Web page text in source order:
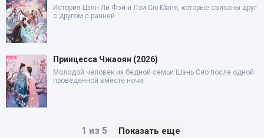
История Цзян Ли Фэй и Лэй Сю Юаня, которые связаны друг
с другом с ранней
Принцесса Чжаоян (2026)
Молодой человек из бедной семьи Шэнь Сяо после одной
проведенной вместе ночи
1 из 5 Показать еще